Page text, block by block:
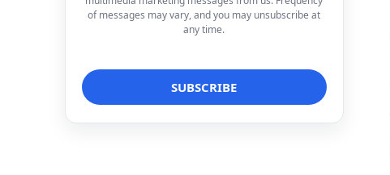
of messages may vary, and you may unsubscribe at
any time.